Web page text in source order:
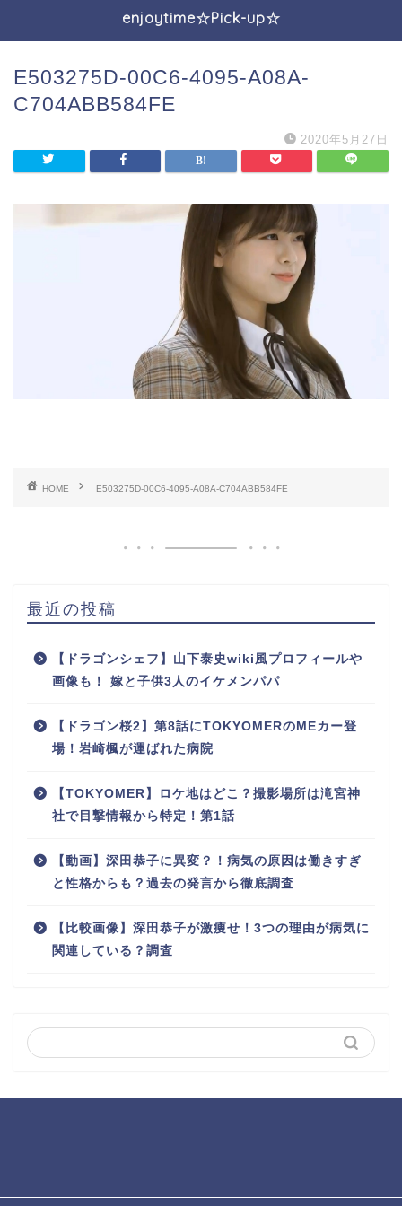
enjoytime☆Pick-up☆
E503275D-00C6-4095-A08A-
C704ABB584FE
2020年5月27日
HOME E503275D-00C6-4095-A08A-C704ABB584FE
最近の投稿
【ドラゴンシェフ】山下泰史wiki風プロフィールや
画像も！ 嫁と子供3人のイケメンパパ
【ドラゴン桜2】第8話にTOKYOMERのMEカー登
場！岩崎楓が運ばれた病院
【TOKYOMER】ロケ地はどこ？撮影場所は滝宮神
社で目撃情報から特定！第1話
【動画】深田恭子に異変？！病気の原因は働きすぎ
と性格からも？過去の発言から徹底調査
【比較画像】深田恭子が激痩せ！3つの理由が病気に
関連している？調査